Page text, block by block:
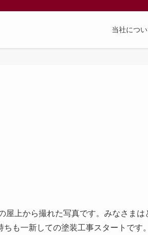
当社につ
屋上から撮れた写真です。みなさまは
も一新しての塗装工事スタートです。